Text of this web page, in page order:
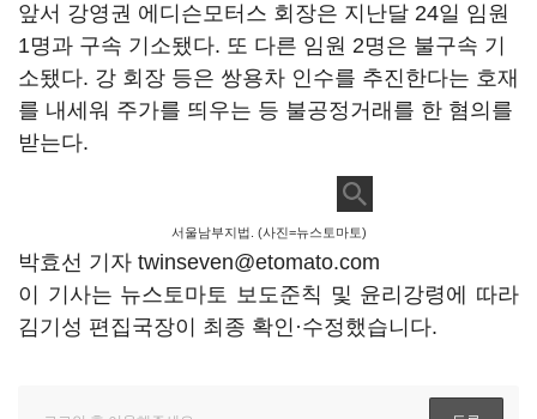
앞서 강영권 에디슨모터스 회장은 지난달 24일 임원
1명과 구속 기소됐다. 또 다른 임원 2명은 불구속 기
소됐다. 강 회장 등은 쌍용차 인수를 추진한다는 호재
를 내세워 주가를 띄우는 등 불공정거래를 한 혐의를
받는다.
서울남부지법. (사진=뉴스토마토)
박효선 기자 twinseven@etomato.com
이 기사는 뉴스토마토 보도준칙 및 윤리강령에 따라
김기성 편집국장이 최종 확인·수정했습니다.